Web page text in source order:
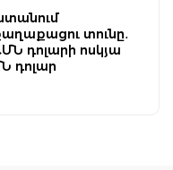
տունը․
դոլարի ոսկյա
դոլար